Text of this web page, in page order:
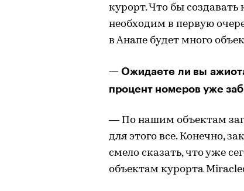
курорт. Что бы
необходим в первую
в Анапе будет много
— Ожидаете ли вы
процент номеров уже
— По нашим объектам
для этого все. Конечно,
смело сказать, что уже
объектам курорта